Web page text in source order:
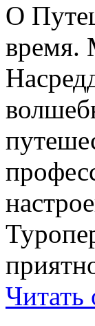
О
время.
Читать